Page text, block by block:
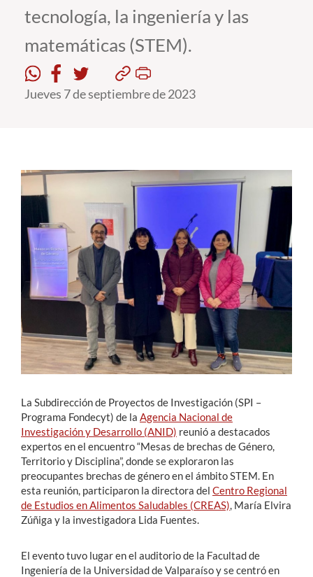
Formación Continua
Estudiantes
Académicos
English
tecnología, la ingeniería y las
matemáticas (STEM).
Jueves 7 de septiembre de 2023
La Subdirección de Proyectos de Investigación (SPI –
Programa Fondecyt) de la Agencia Nacional de
Investigación y Desarrollo (ANID) reunió a destacados
expertos en el encuentro “Mesas de brechas de Género,
Territorio y Disciplina”, donde se exploraron las
preocupantes brechas de género en el ámbito STEM. En
esta reunión, participaron la directora del Centro Regional
de Estudios en Alimentos Saludables (CREAS) , María Elvira
Zúñiga y la investigadora Lida Fuentes.
El evento tuvo lugar en el auditorio de la Facultad de
Ingeniería de la Universidad de Valparaíso y se centró en